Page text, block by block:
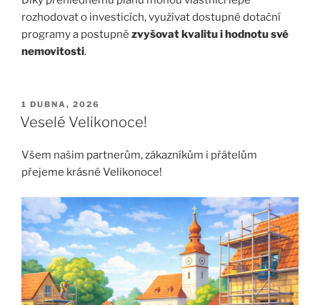
rozhodovat o investicích, využívat dostupné dotační
programy a postupně zvyšovat kvalitu i hodnotu své
nemovitosti.
PUBLIKOVÁNO
1 DUBNA, 2026
Veselé Velikonoce!
Všem našim partnerům, zákazníkům i přátelům
přejeme krásné Velikonoce!